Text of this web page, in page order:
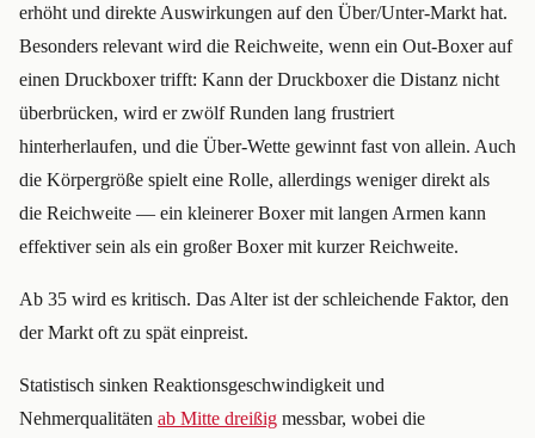
erhöht und direkte Auswirkungen auf den Über/Unter-Markt hat.
Besonders relevant wird die Reichweite, wenn ein Out-Boxer auf
einen Druckboxer trifft: Kann der Druckboxer die Distanz nicht
überbrücken, wird er zwölf Runden lang frustriert
hinterherlaufen, und die Über-Wette gewinnt fast von allein. Auch
die Körpergröße spielt eine Rolle, allerdings weniger direkt als
die Reichweite — ein kleinerer Boxer mit langen Armen kann
effektiver sein als ein großer Boxer mit kurzer Reichweite.
Ab 35 wird es kritisch. Das Alter ist der schleichende Faktor, den
der Markt oft zu spät einpreist.
Statistisch sinken Reaktionsgeschwindigkeit und
Nehmerqualitäten ab Mitte dreißig messbar, wobei die